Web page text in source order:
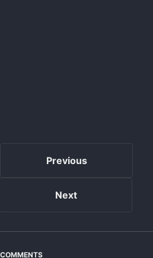
Previous
Next
COMMENTS